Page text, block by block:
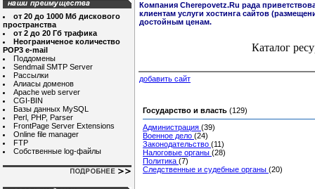
от 20 до 1000 Мб дискового
пространства
от 2 до 20 Гб трафика
Неограниченое количество
POP3 e-mail
Поддомены
Sendmail SMTP Server
Рассылки
Алиасы доменов
Apache web server
CGI-BIN
Базы данных MySQL
Perl, PHP, Parser
FrontPage Server Extensions
Online file manager
FTP
Собственные log-файлы
Компания Cherepovetz.Ru рада
клиентам услуги хостинга сайтов
достойным ценам.
Каталог
добавить сайт
Государство и власть (129)
Администрация (39)
Военное дело (24)
Законодательство (11)
Налоговые органы (28)
Политика (7)
Следственные и судебные органы (20)